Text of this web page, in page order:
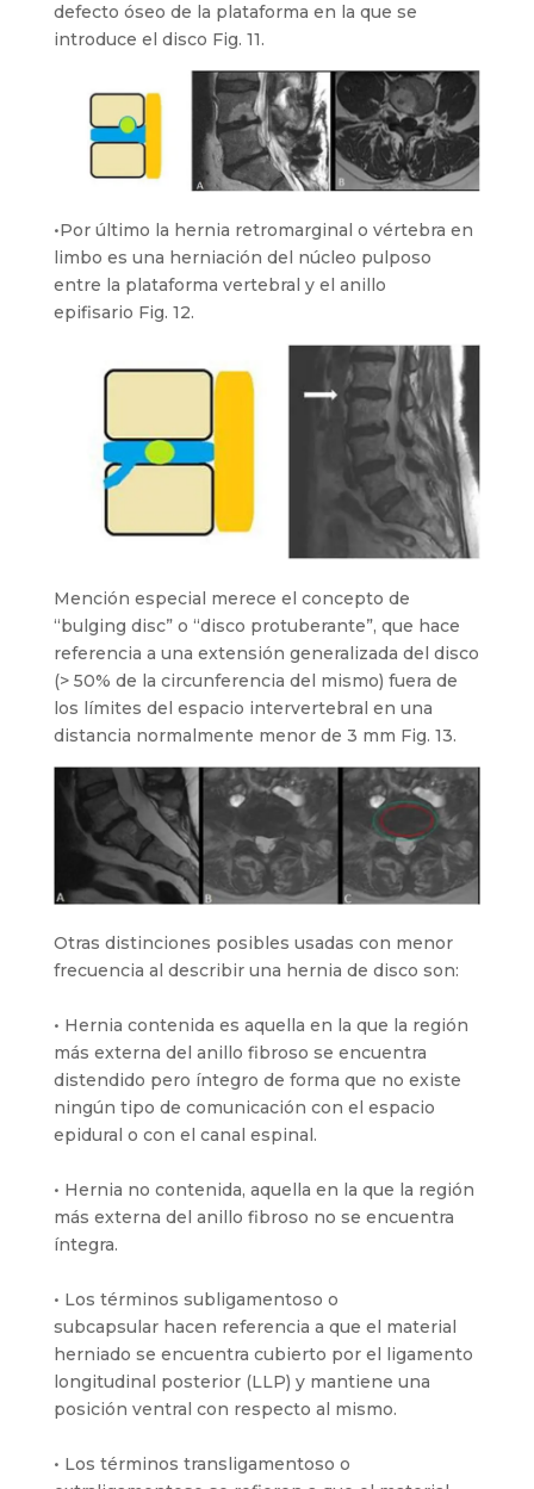
defecto óseo de la plataforma en la que se
introduce el disco Fig. 11.
•Por último la hernia retromarginal o vértebra en
limbo es una herniación del núcleo pulposo
entre la plataforma vertebral y el anillo
epifisario Fig. 12.
Mención especial merece el concepto de
“bulging disc” o “disco protuberante”, que hace
referencia a una extensión generalizada del disco
(> 50% de la circunferencia del mismo) fuera de
los límites del espacio intervertebral en una
distancia normalmente menor de 3 mm Fig. 13.
Otras distinciones posibles usadas con menor
frecuencia al describir una hernia de disco son:
• Hernia contenida es aquella en la que la región
más externa del anillo fibroso se encuentra
distendido pero íntegro de forma que no existe
ningún tipo de comunicación con el espacio
epidural o con el canal espinal.
• Hernia no contenida, aquella en la que la región
más externa del anillo fibroso no se encuentra
íntegra.
• Los términos subligamentoso o
subcapsular hacen referencia a que el material
herniado se encuentra cubierto por el ligamento
longitudinal posterior (LLP) y mantiene una
posición ventral con respecto al mismo.
• Los términos transligamentoso o